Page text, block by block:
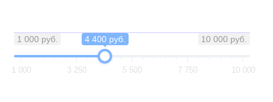
1 000 руб. 10 000 руб.
4 400 руб.
1 000 3 250 5 500 7 750 10 000